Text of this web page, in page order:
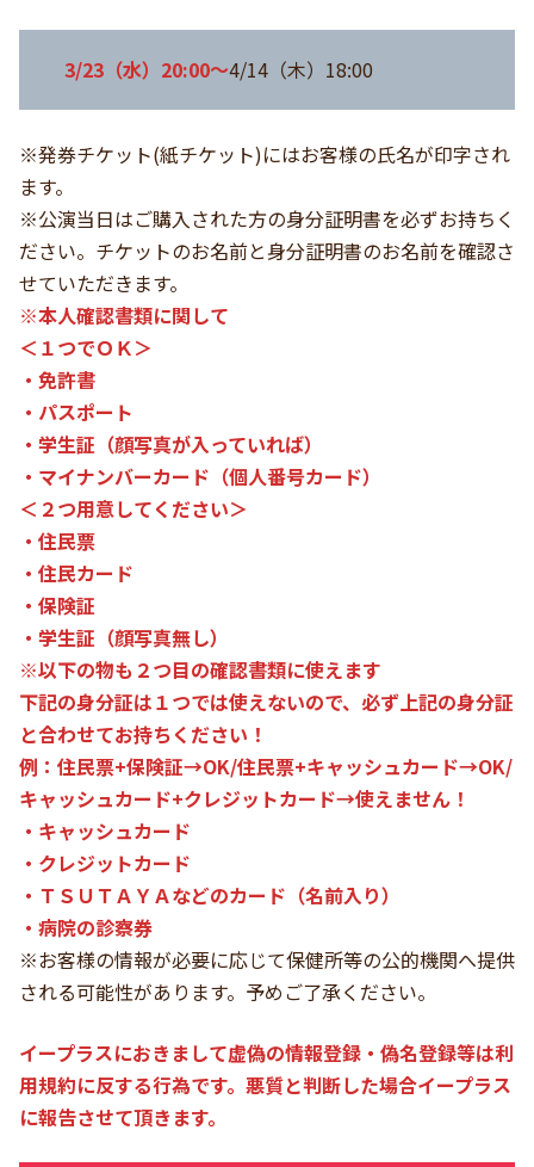
3/23（水）20:00～4/14（木）18:00
※発券チケット(紙チケット)にはお客様の氏名が印字され
ます。
※公演当日はご購入された方の身分証明書を必ずお持ちく
ださい。チケットのお名前と身分証明書のお名前を確認さ
せていただきます。
※本人確認書類に関して
＜１つでＯＫ＞
・免許書
・パスポート
・学生証（顔写真が入っていれば）
・マイナンバーカード（個人番号カード）
＜２つ用意してください＞
・住民票
・住民カード
・保険証
・学生証（顔写真無し）
※以下の物も２つ目の確認書類に使えます
下記の身分証は１つでは使えないので、必ず上記の身分証
と合わせてお持ちください！
例：住民票+保険証→OK/住民票+キャッシュカード→OK/
キャッシュカード+クレジットカード→使えません！
・キャッシュカード
・クレジットカード
・ＴＳＵＴＡＹＡなどのカード（名前入り）
・病院の診察券
※お客様の情報が必要に応じて保健所等の公的機関へ提供
される可能性があります。予めご了承ください。
イープラスにおきまして虚偽の情報登録・偽名登録等は利
用規約に反する行為です。悪質と判断した場合イープラス
に報告させて頂きます。